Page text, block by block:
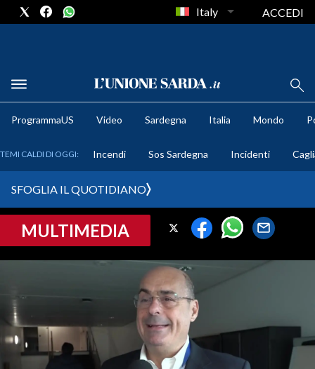
METEO
CRONACA SARDEGNA
SULCIS IGLESIENTE
MEDIO CAMPIDANO
ORISTANO E PROVINCIA
SASSARI E PROVINCIA
Italy ACCEDI
ProgrammaUS Video Sardegna Italia Mondo
TEMI CALDI DI OGGI: Incendi Sos Sardegna Incidenti
SFOGLIA IL QUOTIDIANO
MULTIMEDIA